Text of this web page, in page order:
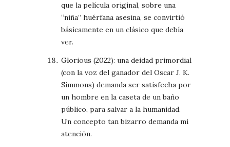
que la película original, sobre una
“niña” huérfana asesina, se convirtió
básicamente en un clásico que debía
ver.
Glorious (2022): una deidad primordial
(con la voz del ganador del Oscar J. K.
Simmons) demanda ser satisfecha por
un hombre en la caseta de un baño
público, para salvar a la humanidad.
Un concepto tan bizarro demanda mi
atención.